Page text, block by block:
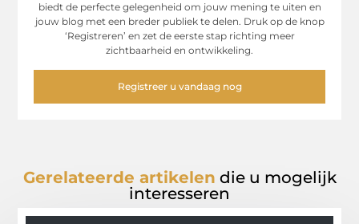
biedt de perfecte gelegenheid om jouw mening te uiten en
jouw blog met een breder publiek te delen. Druk op de knop
‘Registreren’ en zet de eerste stap richting meer
zichtbaarheid en ontwikkeling.
Registreer u vandaag nog
Gerelateerde artikelen die u mogelijk
interesseren